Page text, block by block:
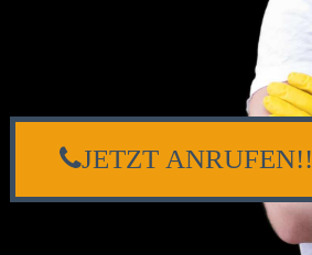
JETZT ANRUFEN!!